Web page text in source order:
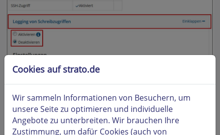
Cookies auf strato.de
Wir sammeln Informationen von Besuchern, um
unsere Seite zu optimieren und individuelle
Angebote zu unterbreiten. Wir brauchen Ihre
Zustimmung, um dafür Cookies (auch von